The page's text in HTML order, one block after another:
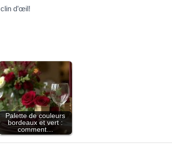
d’œil!
Palette de couleurs
bordeaux et vert :
comment…